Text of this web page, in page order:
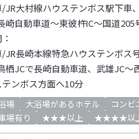
/JR大村線ハウステンボス駅下車
崎自動車道～東彼杵IC～国道
/JR長崎本線特急ハウステンボス
栖JCで長崎自動車道、武雄JC～
テンボス方面へ10分
場 大浴場があるホテル コンビ
場有り
★★★以上 ★★★★以